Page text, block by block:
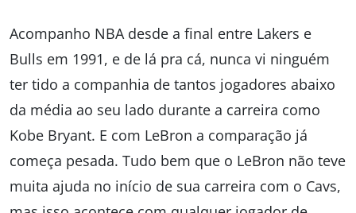
Acompanho NBA desde a final entre Lakers e
Bulls em 1991, e de lá pra cá, nunca vi ninguém
ter tido a companhia de tantos jogadores abaixo
da média ao seu lado durante a carreira como
Kobe Bryant. E com LeBron a comparação já
começa pesada. Tudo bem que o LeBron não teve
muita ajuda no início de sua carreira com o Cavs,